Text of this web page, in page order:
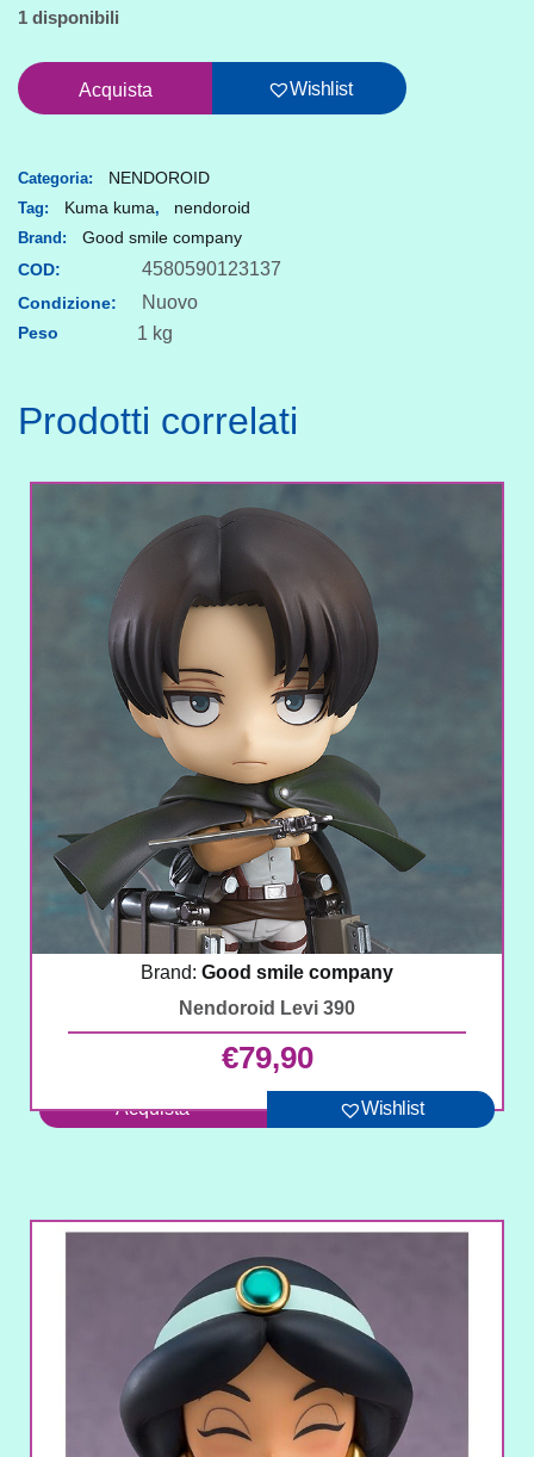
1 disponibili
Nendoroid
1512:
quantità
Acquista Wishlist
Categoria: NENDOROID
Tag: Kuma kuma, nendoroid
Brand:
Good smile company
COD:
4580590123137
Condizione: Nuovo
Peso 1 kg
Prodotti correlati
Brand: Good smile company
Nendoroid Levi 390
€79,90
Acquista Wishlist